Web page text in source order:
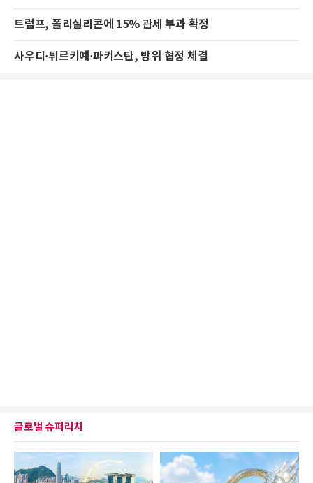
트럼프, 폴리실리콘에 15% 관세 부과 확정
사우디·튀르키예·파키스탄, 방위 협정 체결
글로벌 슈퍼리치